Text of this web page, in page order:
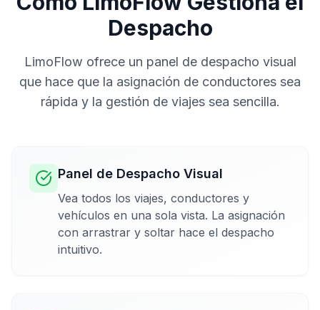
Despacho
LimoFlow ofrece un panel de despacho visual
que hace que la asignación de conductores sea
rápida y la gestión de viajes sea sencilla.
Panel de Despacho Visual
Vea todos los viajes, conductores y
vehículos en una sola vista. La asignación
con arrastrar y soltar hace el despacho
intuitivo.